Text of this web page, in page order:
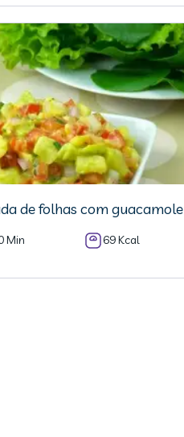
de folhas com guacamole
Min 69 Kcal